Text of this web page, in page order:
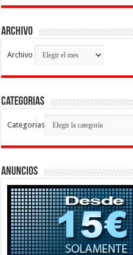
Archivo
Archivo
Categorias
Categorias
Anuncios